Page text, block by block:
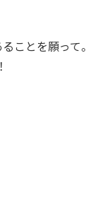
ことを願って。